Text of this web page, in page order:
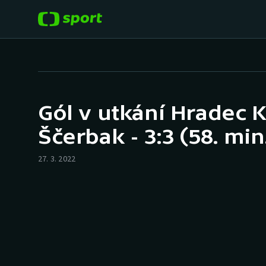
Hokej
Tenis
Baseball a softbal
Basketbal
Gól v utkání Hradec
Ščerbak - 3:3 (58.
27. 3. 2022